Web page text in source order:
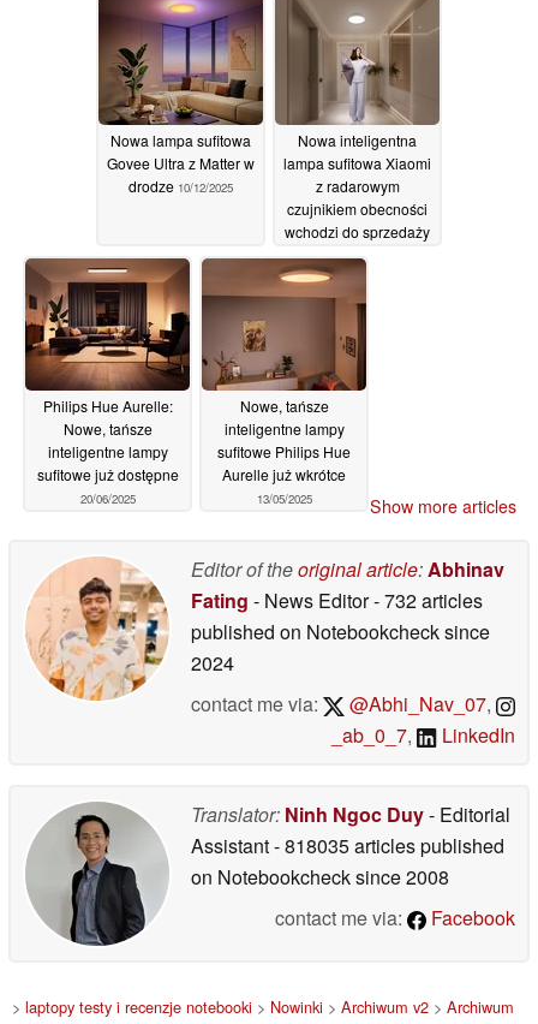
Nowa lampa sufitowa
Govee Ultra z Matter w
drodze 10/12/2025
Nowa inteligentna
lampa sufitowa Xiaomi
z radarowym
czujnikiem obecności
wchodzi do sprzedaży
w Europie
Philips Hue Aurelle:
Nowe, tańsze
inteligentne lampy
sufitowe już dostępne
20/06/2025
Nowe, tańsze
inteligentne lampy
sufitowe Philips Hue
Aurelle już wkrótce
13/05/2025 Show more articles
Editor of theoriginal article:Abhinav
Fating - News Editor- 732 articles
published on Notebookchecksince
2024
contact me via:
@Abhi_Nav_07,
_ab_0_7, LinkedIn
Translator: Ninh Ngoc Duy- Editorial
Assistant- 818035 articles published
on Notebookchecksince 2008
contact me via:
Facebook
> laptopy testy i recenzje notebooki > Nowinki > Archiwum v2 > Archiwum